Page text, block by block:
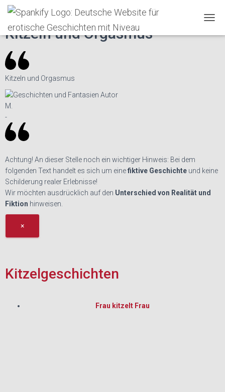
O
N
Spankify»Erotische Geschichten»♥
Kitzeln und Orgasmus
Kitzeln und Orgasmus
M.
-
Achtung! An dieser Stelle noch ein wichtiger Hinweis: Bei dem
folgenden Text handelt es sich um einefiktive Geschichte und keine
Schilderung realer Erlebnisse!
Wir möchten ausdrücklich auf den Unterschied von Realität und
Fiktion hinweisen.
×
Kitzelgeschichten
Frau kitzelt Frau